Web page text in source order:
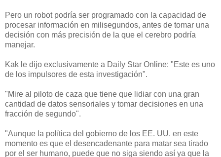
Pero un robot podría ser programado con la capacidad de
procesar información en milisegundos, antes de tomar una
decisión con más precisión de la que el cerebro podría
manejar.
Kak le dijo exclusivamente a Daily Star Online: "Este es uno
de los impulsores de esta investigación".
"Mire al piloto de caza que tiene que lidiar con una gran
cantidad de datos sensoriales y tomar decisiones en una
fracción de segundo".
"Aunque la política del gobierno de los EE. UU. en este
momento es que el desencadenante para matar sea tirado
por el ser humano, puede que no siga siendo así ya que la